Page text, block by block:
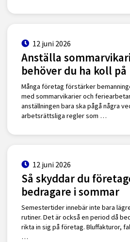
12 juni 2026
Anställa
behöver du ha koll på
Många företag förstärker
med sommarvikarier och
anställningen bara ska pågå några
arbetsrättsliga regler som …
12 juni 2026
Så skyddar du
bedragare i sommar
Semestertider innebär inte bara
rutiner. Det är också en period då
rikta in sig på företag. Bluffakturor,
…